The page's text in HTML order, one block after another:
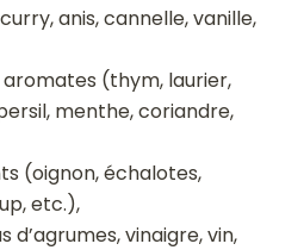
anis, cannelle, vanille,
(thym, laurier,
menthe, coriandre,
(oignon, échalotes,
etc.),
d’agrumes, vinaigre, vin,